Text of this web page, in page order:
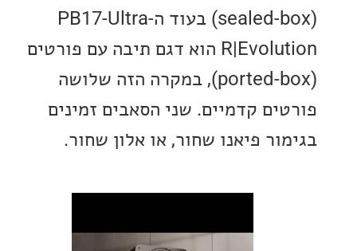
(sealed-box) בעוד ה-PB17-Ultra
R|Evolution הוא דגם תיבה עם פורטים
(ported-box), במקרה הזה שלושה
קדמיים. שני הסאבים זמינים
פיאנו שחור, או אלון שחור.